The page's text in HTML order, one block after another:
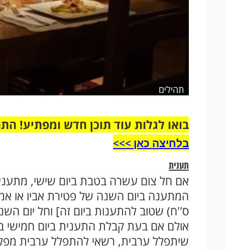
תהילים
בואו לגלות עוד תוכן חדש ומפתיע!
בלחיצה כאן >>>​
תענית
אם חל צום עשרה בטבת ביום שישי,
המתענה ביום השנה של פטירת אביו או
ס''ח) שטוב להתענות ביום זה] וחל יום
אולם אם בעת קבלת התענית ביום
שיתפלל ערבית, רשאי להתפלל ערבית